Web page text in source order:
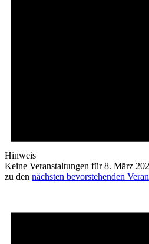
Hinweis
Keine Veranstaltungen für 8. März
zu den nächsten bevorstehenden